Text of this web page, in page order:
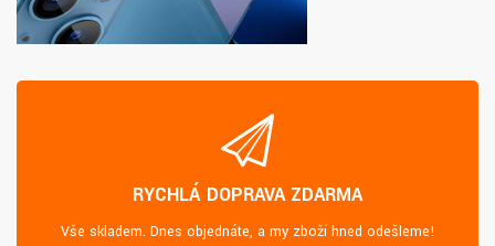
RYCHLÁ DOPRAVA ZDARMA
Vše skladem. Dnes objednáte, a my zboží hned odešleme!